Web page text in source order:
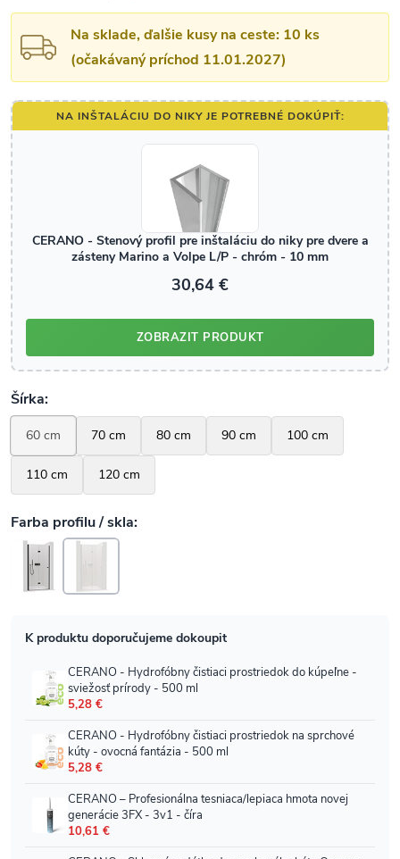
Na sklade, ďalšie kusy na ceste: 10 ks
(očakávaný príchod 11.01.2027)